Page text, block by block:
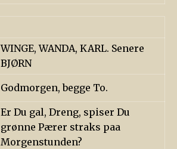
WINGE, WANDA, KARL. Senere
BJØRN
Godmorgen, begge To.
Er Du gal, Dreng, spiser Du
grønne Pærer straks paa
Morgenstunden?